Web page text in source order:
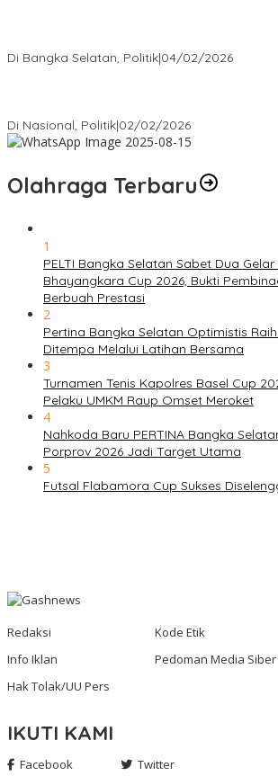
Di Bangka Selatan, Politik|04/02/2026
Di Nasional, Politik|02/02/2026
Olahraga Terbaru
1
PELTI Bangka Selatan Sabet Dua
Bhayangkara Cup 2026, Bukti
Berbuah Prestasi
2
Pertina Bangka Selatan Optimistis
Ditempa Melalui Latihan Bersama
3
Turnamen Tenis Kapolres Basel Cup
Pelaku UMKM Raup Omset Meroket
4
Nahkoda Baru PERTINA Bangka
Porprov 2026 Jadi Target Utama
5
Futsal Flabamora Cup Sukses
Redaksi
Kode Etik
Info Iklan
Pedoman Media Siber
Hak Tolak/UU Pers
IKUTI KAMI
Facebook Twitter